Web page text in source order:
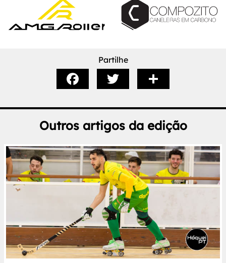
Partilhe
Outros artigos da edição